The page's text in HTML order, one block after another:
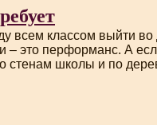
всем классом выйти во
– это перформанс. А
стенам школы и по